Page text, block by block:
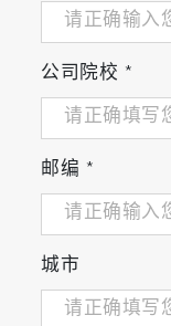
公司院校 *
邮编 *
城市